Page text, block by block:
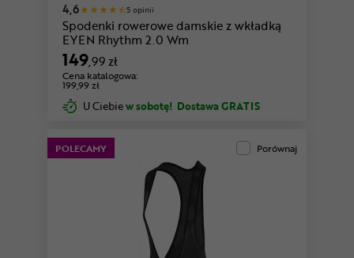
4,6 5 opinii
Spodenki rowerowe damskie z wkładką
EYEN Rhythm 2.0 Wm
149,99 zł
Cena katalogowa:
199,99 zł
U Ciebiew sobotę! Dostawa GRATIS
POLECAMY Porównaj